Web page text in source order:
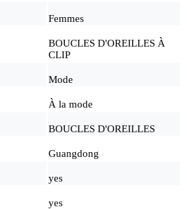
Femmes
BOUCLES D'OREILLES À
CLIP
Mode
À la mode
BOUCLES D'OREILLES
Guangdong
yes
yes